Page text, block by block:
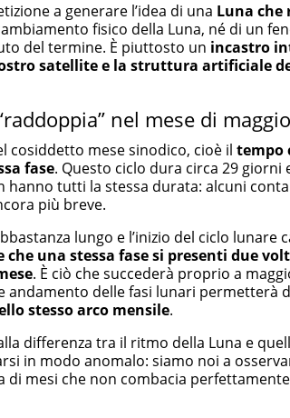
a generare l’idea di una Luna che
fisico della Luna, né di un
del termine. È piuttosto un incastro
satellite e la struttura artificiale
nel mese di
cosiddetto mese sinodico, cioè il tempo
fase. Questo ciclo dura circa 29 giorni
hanno tutti la stessa durata: alcuni
più breve.
lungo e l’inizio del ciclo lunare
che una stessa fase si presenti due
. È ciò che succederà proprio a
andamento delle fasi lunari permetterà
stesso arco mensile.
differenza tra il ritmo della Luna e
in modo anomalo: siamo noi a
di mesi che non combacia